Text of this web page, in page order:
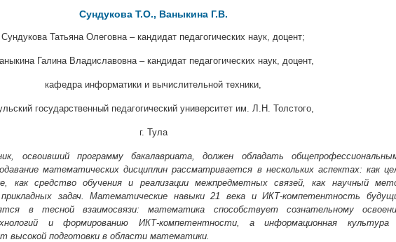
Сундукова Т.О., Ваныкина Г.В.
Сундукова Татьяна Олеговна – кандидат педагогических наук, доцент;
Галина Владиславовна – кандидат педагогических наук, доцент,
кафедра информатики и вычислительной техники,
государственный педагогический университет им. Л.Н. Толстого,
г. Тула
освоивший программу бакалавриата, должен обладать
математических дисциплин рассматривается в нескольких аспектах: как
как средство обучения и реализации межпредметных связей, как научный
задач. Математические навыки 21 века и ИКТ-компетентность
в тесной взаимосвязи: математика способствует сознательному
и формированию ИКТ-компетентности, а информационная
высокой подготовки в области математики.